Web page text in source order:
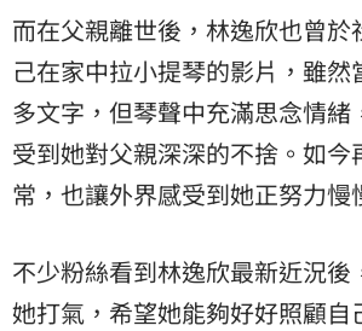
而在父親離世後，林逸欣也曾於
己在家中拉小提琴的影片，雖然
多文字，但琴聲中充滿思念情緒
受到她對父親深深的不捨。如今
常，也讓外界感受到她正努力慢
不少粉絲看到林逸欣最新近況後
她打氣，希望她能夠好好照顧自